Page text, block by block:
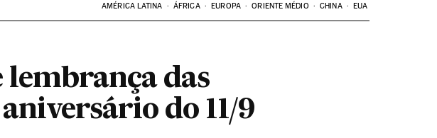
AMÉRICA LATINA ÁFRICA EUROPA ORIENTE MÉDIO CHINA EUA
lembrança das
do 11/9